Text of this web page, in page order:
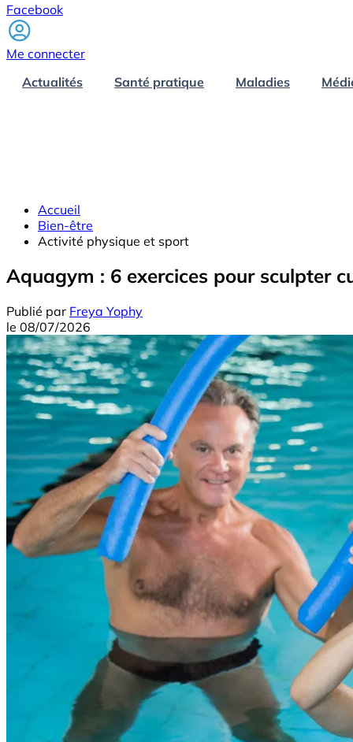
Facebook
Me connecter
Actualités
Santé pratique Maladies
Accueil
Bien-être
Activité physique et sport
Aquagym : 6 exercices pour sculpter
Publié par Freya Yophy
le 08/07/2026